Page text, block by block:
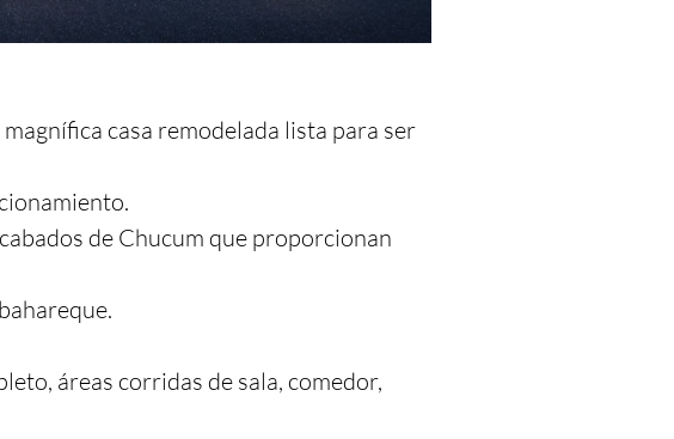
casa remodelada lista para ser
de Chucum que proporcionan
áreas corridas de sala, comedor,